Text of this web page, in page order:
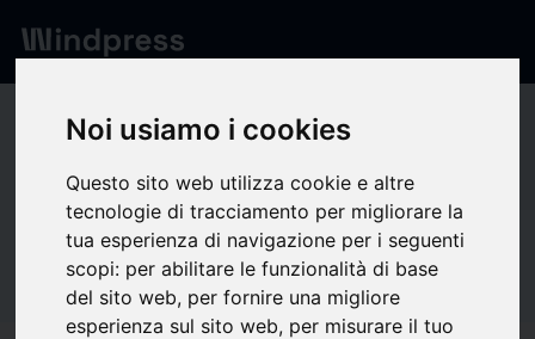
Noi usiamo i cookies
Questo sito web utilizza cookie e altre
tecnologie di tracciamento per migliorare la
tua esperienza di navigazione per i seguenti
scopi: per abilitare le funzionalità di base
del sito web, per fornire una migliore
esperienza sul sito web, per misurare il tuo
Network/Society
SC
Not verified
SCHOTT Pharma